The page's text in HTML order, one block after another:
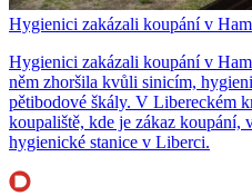
Hygienici zakázali koupání v
Hygienici zakázali koupání v
něm zhoršila kvůli sinicím,
pětibodové škály. V Libereckém
koupaliště, kde je zákaz
hygienické stanice v Liberci.